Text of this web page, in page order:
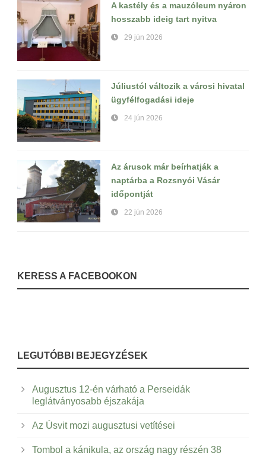
A kastély és a mauzóleum nyáron
hosszabb ideig tart nyitva
29 jún 2026
Júliustól változik a városi hivatal
ügyfélfogadási ideje
24 jún 2026
Az árusok már beírhatják a
naptárba a Rozsnyói Vásár
időpontját
22 jún 2026
KERESS A FACEBOOKON
LEGUTÓBBI BEJEGYZÉSEK
Augusztus 12-én várható a Perseidák
leglátványosabb éjszakája
Az Úsvit mozi augusztusi vetítései
Tombol a kánikula, az ország nagy részén 38